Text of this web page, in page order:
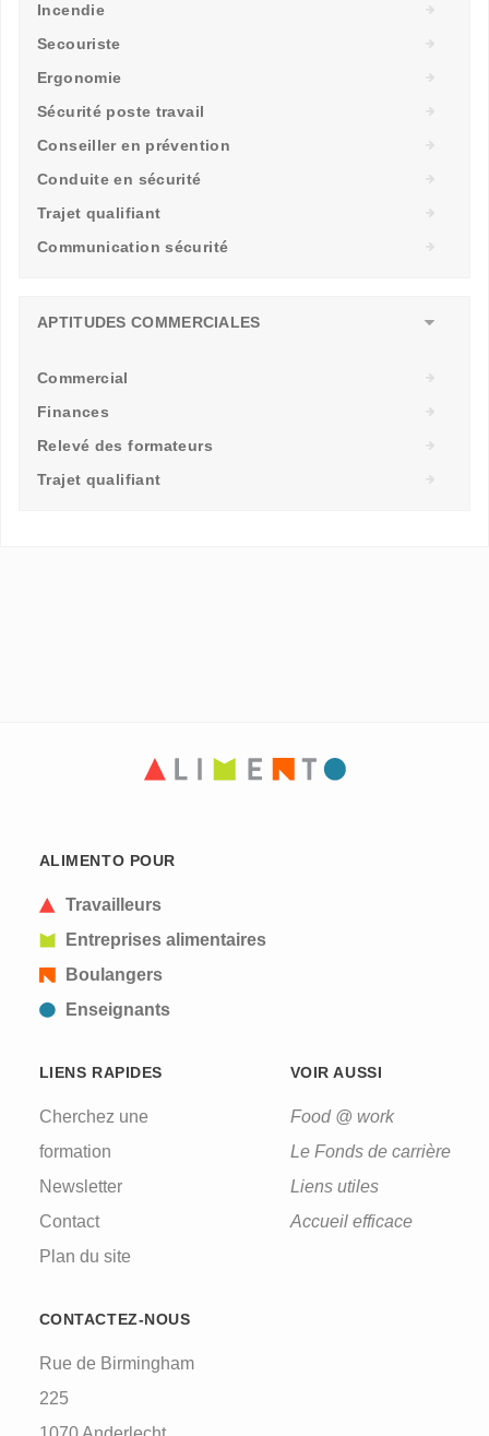
Incendie
Secouriste
Ergonomie
Sécurité poste travail
Conseiller en prévention
Conduite en sécurité
Trajet qualifiant
Communication sécurité
APTITUDES COMMERCIALES
Commercial
Finances
Relevé des formateurs
Trajet qualifiant
ALIMENTO POUR
Travailleurs
Entreprises alimentaires
Boulangers
Enseignants
LIENS RAPIDES
Cherchez une
formation
Newsletter
Contact
Plan du site
VOIR AUSSI
Food @ work
Le Fonds de carrière
Liens utiles
Accueil efficace
CONTACTEZ-NOUS
Rue de Birmingham
225